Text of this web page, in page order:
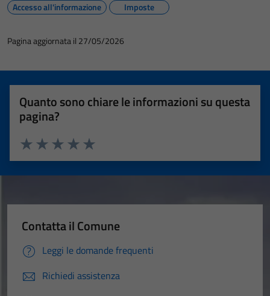
Accesso all'informazione
Imposte
Pagina aggiornata il 27/05/2026
Quanto sono chiare le informazioni su questa
pagina?
Valuta 5 stelle su 5
Valuta 4 stelle su 5
Valuta 3 stelle su 5
Valuta 2 stelle su 5
Valuta 1 stelle su 5
Contatta il Comune
Leggi le domande frequenti
Richiedi assistenza